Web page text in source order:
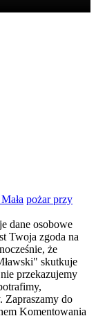
pożar przy
dane osobowe
Twoja zgoda na
że
skutkuje
przekazujemy
Zapraszamy do
Komentowania